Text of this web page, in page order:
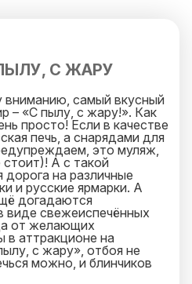
С ЖАРУ
самый вкусный
– «С пылу, с жару!». Как
просто! Если в качестве
печь, а снарядами для
это муляж,
стоит)! А с такой
дорога на различные
и русские ярмарки. А
догадаются
виде свежеиспечённых
от желающих
в аттракционе на
с жару», отбоя не
можно, и блинчиков